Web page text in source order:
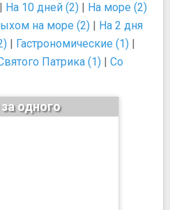
| На 10 дней (2) | На море (2)
на море (2) | На 2 дня
| Гастрономические (1) |
Патрика (1) | Со
одного